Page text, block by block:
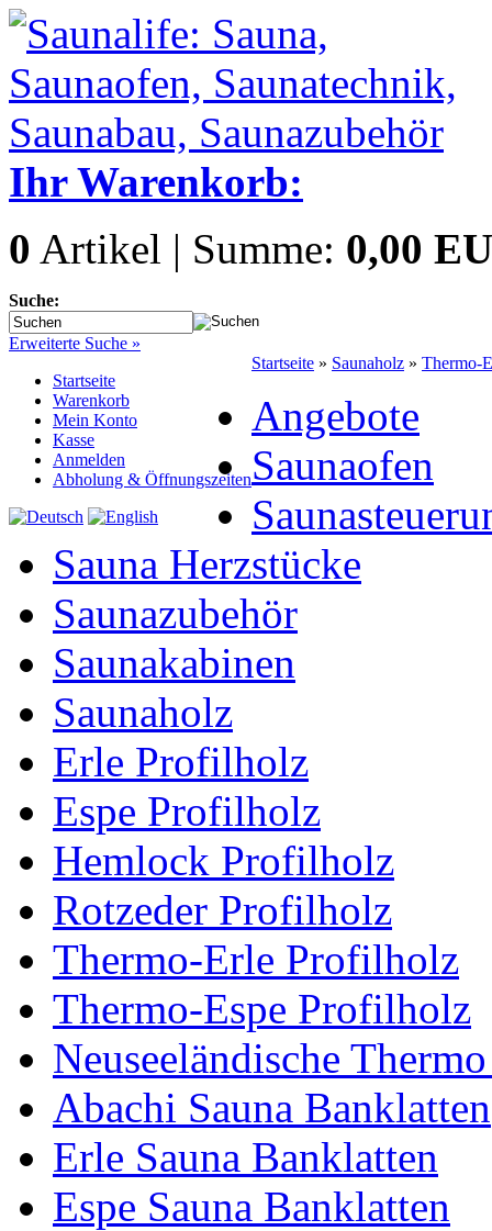
Ihr Warenkorb:
0 Artikel | Summe: 0,00
Suche:
Erweiterte Suche »
Startseite
Warenkorb
Mein Konto
Kasse
Anmelden
Abholung & Öffnungszeiten
Startseite » Saunaholz » Thermo-
Angebote
Saunaofen
Sauna Herzstücke
Saunazubehör
Saunakabinen
Saunaholz
Erle Profilholz
Espe Profilholz
Hemlock Profilholz
Rotzeder Profilholz
Thermo-Erle Profilholz
Thermo-Espe Profilholz
Neuseeländische
Abachi Sauna Banklatten
Erle Sauna Banklatten
Espe Sauna Banklatten